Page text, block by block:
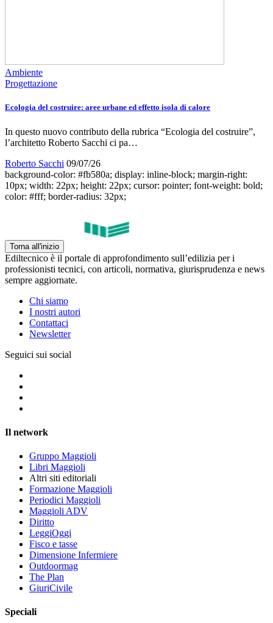
Ambiente
Progettazione
Ecologia del costruire: aree urbane ed effetto isola di calore
In questo nuovo contributo della rubrica “Ecologia del costruire”,
l’architetto Roberto Sacchi ci pa…
Roberto Sacchi 09/07/26
background-color: #fb580a; display: inline-block; margin-right:
10px; width: 22px; height: 22px; cursor: pointer; font-weight: bold;
color: #fff; border-radius: 32px;
Torna all'inizio
Ediltecnico è il portale di approfondimento sull’edilizia per i
professionisti tecnici, con articoli, normativa, giurisprudenza e news
sempre aggiornate.
Chi siamo
I nostri autori
Contattaci
Newsletter
Seguici sui social
Il network
Gruppo Maggioli
Libri Maggioli
Altri siti editoriali
Formazione Maggioli
Periodici Maggioli
Maggioli ADV
Diritto
LeggiOggi
Fisco e tasse
Dimensione Infermiere
Outdoormag
The Plan
GiuriCivile
Speciali